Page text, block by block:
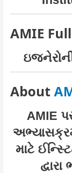
AMIE
About
AMIE
માટે